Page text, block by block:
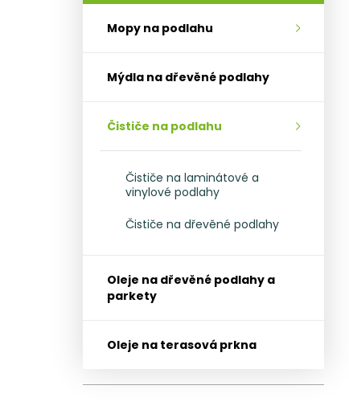
Mopy na podlahu
Mýdla na dřevěné podlahy
Čističe na podlahu
Čističe na laminátové a
vinylové podlahy
Čističe na dřevěné podlahy
Oleje na dřevěné podlahy a
parkety
Oleje na terasová prkna